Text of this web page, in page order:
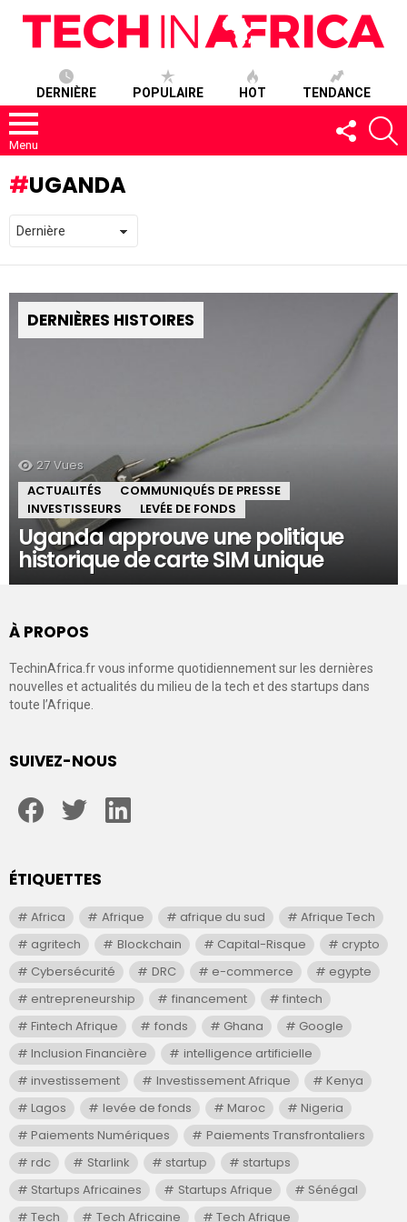
DERNIÈRE POPULAIRE HOT TENDANCE
Menu
SUIVEZ-
NOUS
UGANDA
DERNIÈRES HISTOIRES
27 Vues
ACTUALITÉS
COMMUNIQUÉS DE PRESSE
INVESTISSEURS
LEVÉE DE FONDS
Uganda approuve une politique
historique de carte SIM unique
À PROPOS
TechinAfrica.fr vous informe quotidiennement sur les dernières
nouvelles et actualités du milieu de la tech et des startups dans
toute l’Afrique.
SUIVEZ-NOUS
ÉTIQUETTES
Africa Afrique afrique du sud
Afrique Tech
agritech
Blockchain Capital-Risque
crypto
Cybersécurité
DRC e-commerce
egypte
entrepreneurship
financement
fintech
Fintech Afrique
fonds Ghana
Google
Inclusion Financière
intelligence artificielle
investissement
Investissement Afrique
Kenya
Lagos
levée de fonds Maroc
Nigeria
Paiements Numériques
Paiements Transfrontaliers
rdc
Starlink startup
startups
Startups Africaines
Startups Afrique
Sénégal
Tech
Tech Africaine Tech Afrique